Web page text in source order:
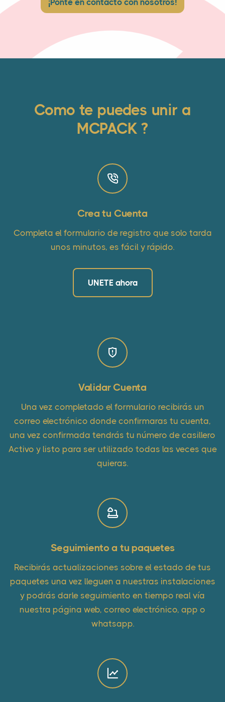
¡Ponte en contacto con nosotros!
Como te puedes unir a
MCPACK ?
Crea tu Cuenta
Completa el formulario de registro que solo tarda
unos minutos, es fácil y rápido.
UNETE ahora
Validar Cuenta
Una vez completado el formulario recibirás un
correo electrónico donde confirmaras tu cuenta,
una vez confirmada tendrás tu número de casillero
Activo y listo para ser utilizado todas las veces que
quieras.
Seguimiento a tu paquetes
Recibirás actualizaciones sobre el estado de tus
paquetes una vez lleguen a nuestras instalaciones
y podrás darle seguimiento en tiempo real vía
nuestra página web, correo electrónico, app o
whatsapp.